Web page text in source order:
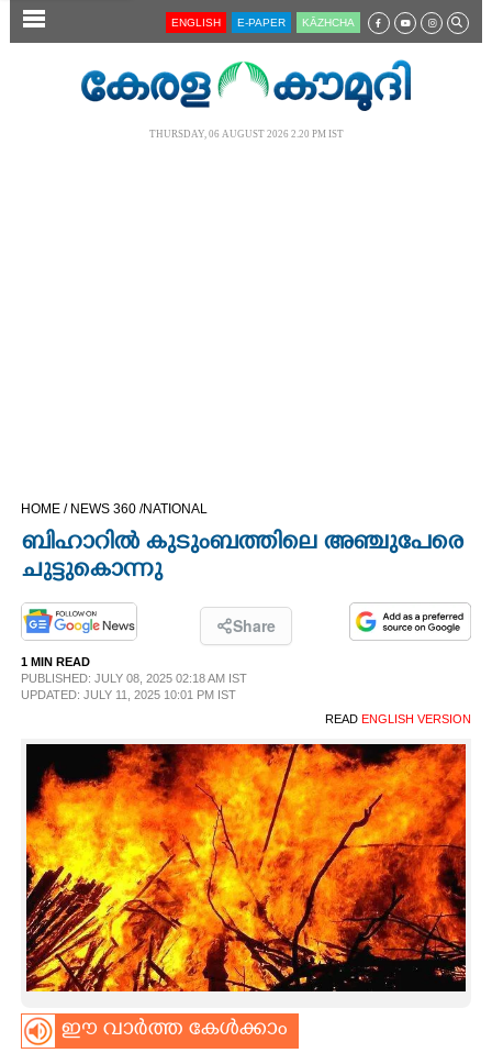
SECTIONS
CINEMA
OPINION
PHOTOS
LIFESTYLE
SPIRITUAL
INFO+
ART
ASTRO
CARTOONS
ENGLISH E-PAPER KĀZHCHA
THURSDAY, 06 AUGUST 2026 2.20 PM IST
HOME / NEWS 360 /NATIONAL
ബിഹാറിൽ കുടുംബത്തിലെ അഞ്ചുപേരെ
ചുട്ടുകൊന്നു
Share
1 MIN READ
PUBLISHED: JULY 08, 2025 02:18 AM IST
UPDATED: JULY 11, 2025 10:01 PM IST
READ ENGLISH VERSION
ഈ വാർത്ത കേൾക്കാം